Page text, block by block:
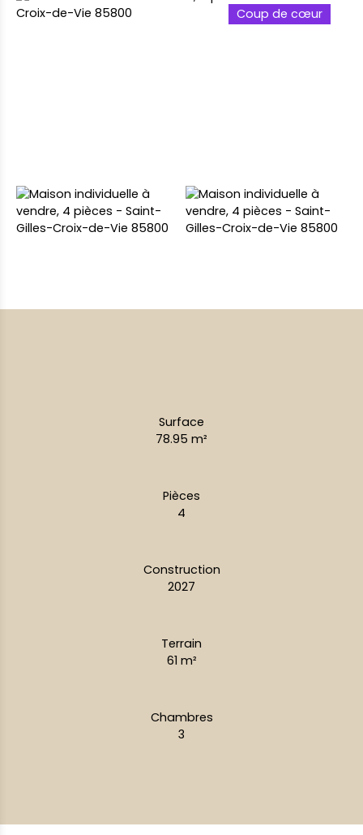
Coup de cœur
Surface
78.95 m²
Pièces
4
Construction
2027
Terrain
61 m²
Chambres
3